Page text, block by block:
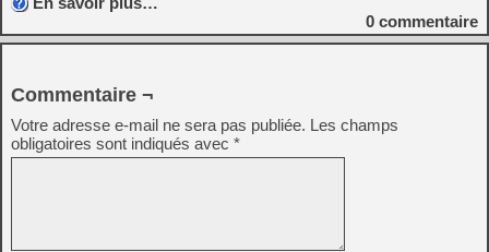
0 commentaire
Commentaire ¬
Votre adresse e-mail ne sera pas publiée. Les champs
obligatoires sont indiqués avec *